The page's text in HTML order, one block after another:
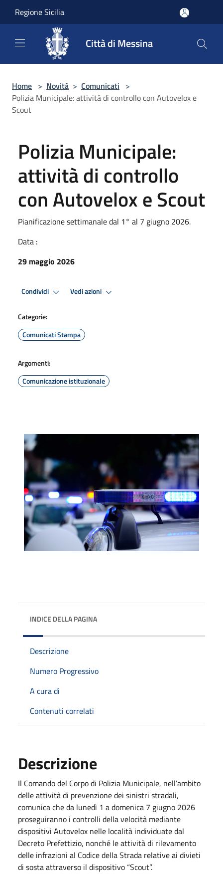
Regione Sicilia
Città di Messina
Home > Novità > Comunicati >
Polizia Municipale: attività di controllo con Autovelox e
Scout
Polizia Municipale:
attività di controllo
con Autovelox e Scout
Pianificazione settimanale dal 1° al 7 giugno 2026.
Data :
29 maggio 2026
Condividi Vedi azioni
Categorie:
Comunicati Stampa
Argomenti:
Comunicazione istituzionale
INDICE DELLA PAGINA
Descrizione
Numero Progressivo
A cura di
Contenuti correlati
Descrizione
Il Comando del Corpo di Polizia Municipale, nell’ambito
delle attività di prevenzione dei sinistri stradali,
comunica che da lunedì 1 a domenica 7 giugno 2026
proseguiranno i controlli della velocità mediante
dispositivi Autovelox nelle località individuate dal
Decreto Prefettizio, nonché le attività di rilevamento
delle infrazioni al Codice della Strada relative ai divieti
di sosta attraverso il dispositivo “Scout”.